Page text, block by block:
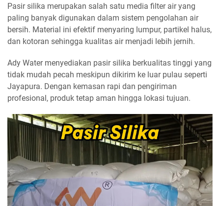
Pasir silika merupakan salah satu media filter air yang
paling banyak digunakan dalam sistem pengolahan air
bersih. Material ini efektif menyaring lumpur, partikel halus,
dan kotoran sehingga kualitas air menjadi lebih jernih.
Ady Water menyediakan pasir silika berkualitas tinggi yang
tidak mudah pecah meskipun dikirim ke luar pulau seperti
Jayapura. Dengan kemasan rapi dan pengiriman
profesional, produk tetap aman hingga lokasi tujuan.